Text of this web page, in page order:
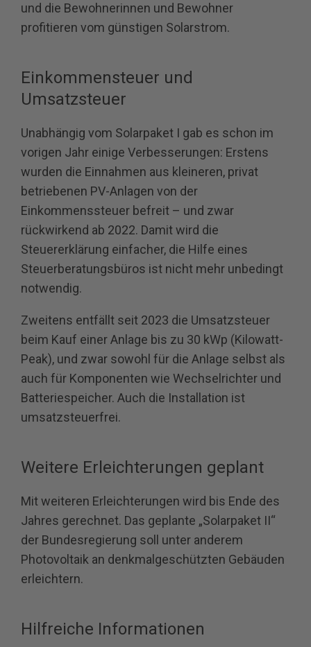
und die Bewohnerinnen und Bewohner
profitieren vom günstigen Solarstrom.
Einkommensteuer und
Umsatzsteuer
Unabhängig vom Solarpaket I gab es schon im
vorigen Jahr einige Verbesserungen: Erstens
wurden die Einnahmen aus kleineren, privat
betriebenen PV-Anlagen von der
Einkommenssteuer befreit – und zwar
rückwirkend ab 2022. Damit wird die
Steuererklärung einfacher, die Hilfe eines
Steuerberatungsbüros ist nicht mehr unbedingt
notwendig.
Zweitens entfällt seit 2023 die Umsatzsteuer
beim Kauf einer Anlage bis zu 30 kWp (Kilowatt-
Peak), und zwar sowohl für die Anlage selbst als
auch für Komponenten wie Wechselrichter und
Batteriespeicher. Auch die Installation ist
umsatzsteuerfrei.
Weitere Erleichterungen geplant
Mit weiteren Erleichterungen wird bis Ende des
Jahres gerechnet. Das geplante „Solarpaket II“
der Bundesregierung soll unter anderem
Photovoltaik an denkmalgeschützten Gebäuden
erleichtern.
Hilfreiche Informationen